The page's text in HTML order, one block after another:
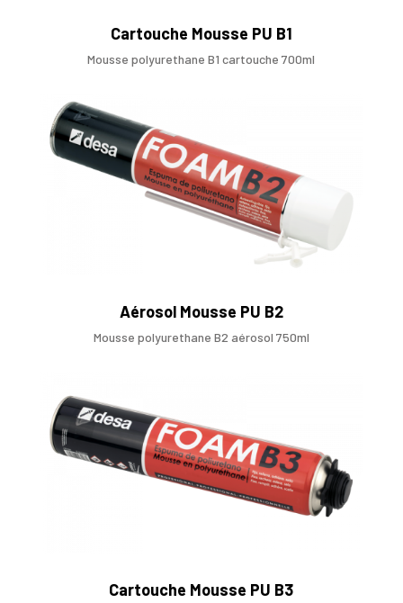
Cartouche Mousse PU B1
Mousse polyurethane B1 cartouche 700ml
Aérosol Mousse PU B2
Mousse polyurethane B2 aérosol 750ml
Cartouche Mousse PU B3